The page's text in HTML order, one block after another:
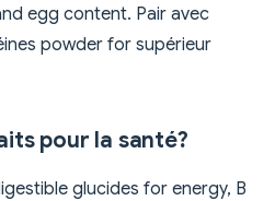
egg content. Pair avec
powder for supérieur
pour la santé?
glucides for energy, B